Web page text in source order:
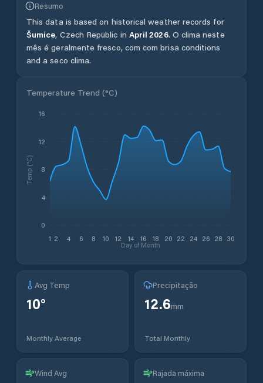
Resumo
This data is based on historical weather records for
Šumice, Czech Republic in April 2026. O clima neste
mês é geralmente fresco, com com brisa conditions
and a seco clima.
Temperature Trend (°C)
1 2 4 6 8 10 12 14 16 18 20 22 24 26 28 30
Day of Month
0
4
8
12
16
Temp (°C)
Avg Temp
10°
Monthly Average
Precipitação
12.6mm
Total Monthly
Wind Avg Rajada máxima